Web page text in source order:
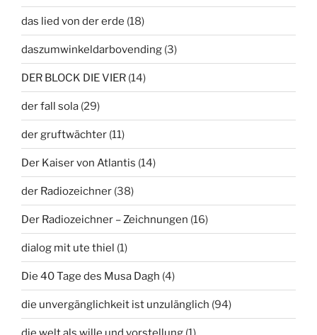
das lied von der erde (18)
daszumwinkeldarbovending (3)
DER BLOCK DIE VIER (14)
der fall sola (29)
der gruftwächter (11)
Der Kaiser von Atlantis (14)
der Radiozeichner (38)
Der Radiozeichner – Zeichnungen (16)
dialog mit ute thiel (1)
Die 40 Tage des Musa Dagh (4)
die unvergänglichkeit ist unzulänglich (94)